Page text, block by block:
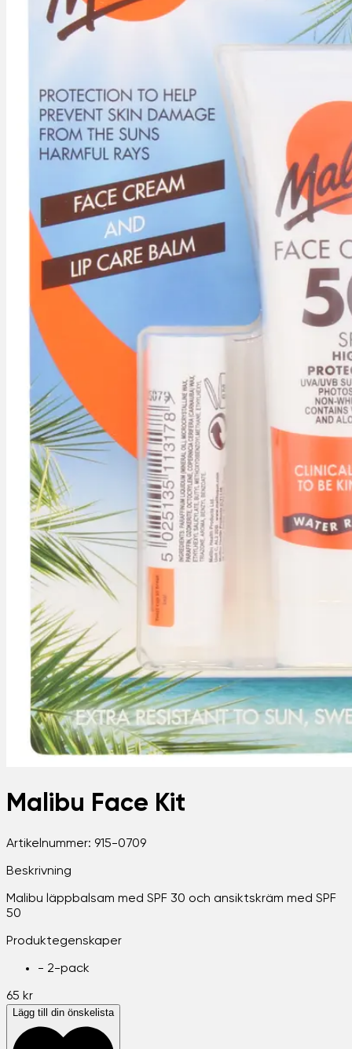
Malibu Face Kit
Artikelnummer: 915-0709
Beskrivning
Malibu läppbalsam med SPF 30 och ansiktskräm med SPF
50
Produktegenskaper
- 2-pack
65 kr
Lägg till din önskelista